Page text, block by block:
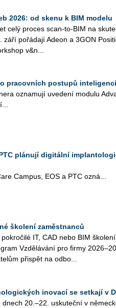
2026: od skenu k BIM modelu
celý pro­ces scan-to-BIM na
září po­řá­da­jí Adeon a 3GON
v&n...
pracovních postupů
ozna­mu­jí uve­de­ní mo­du­lu
PTC plánují digitální
Campus, EOS a PTC ozná­...
školení zaměstnanců
IT, CAD nebo BIM
Vzdě­lá­vá­ní pro firmy
při­spět na od­bo...
inovací se setkají v
dnech 20.–22. usku­teč­ní v